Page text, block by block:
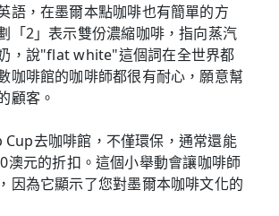
語，在墨爾本點咖啡也有簡單的方
「2」表示雙份濃縮咖啡，指向蒸汽
，說"flat white"這個詞在全世界都
咖啡館的咖啡師都很有耐心，願意幫
顧客。
Cup去咖啡館，不僅環保，通常還能
澳元的折扣。這個小舉動會讓咖啡師
因為它顯示了您對墨爾本咖啡文化的